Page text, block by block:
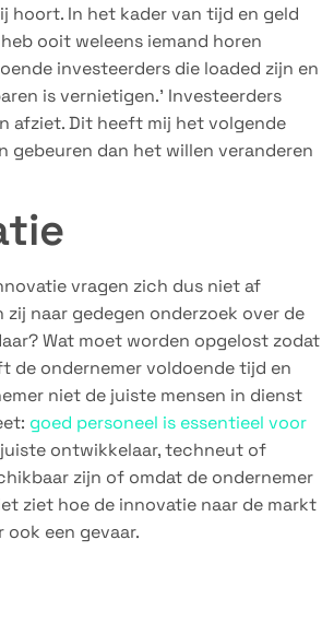
hoort. In het kader van tijd en geld
ooit weleens iemand horen
investeerders die loaded zijn en
is vernietigen.’ Investeerders
afziet. Dit heeft mij het volgende
gebeuren dan het willen veranderen
vragen zich dus niet af
naar gedegen onderzoek over de
Wat moet worden opgelost zodat
de ondernemer voldoende tijd en
niet de juiste mensen in dienst
goed personeel is essentieel voor
ontwikkelaar, techneut of
zijn of omdat de ondernemer
ziet hoe de innovatie naar de markt
een gevaar.